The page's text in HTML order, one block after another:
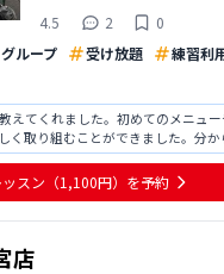
4.5
2
0
グループ 受け放題
練習利
えてくれました。初めてのメニュ
く取り組むことができました。分
ても親切でした。ゴルフ初心者の
いました。もっともっと練習して上
デビューが楽しみ
スン （1,100円） を予約
店